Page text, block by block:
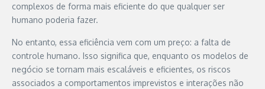
complexos de forma mais eficiente do que qualquer ser
humano poderia fazer.
No entanto, essa eficiência vem com um preço: a falta de
controle humano. Isso significa que, enquanto os modelos de
negócio se tornam mais escaláveis e eficientes, os riscos
associados a comportamentos imprevistos e interações não